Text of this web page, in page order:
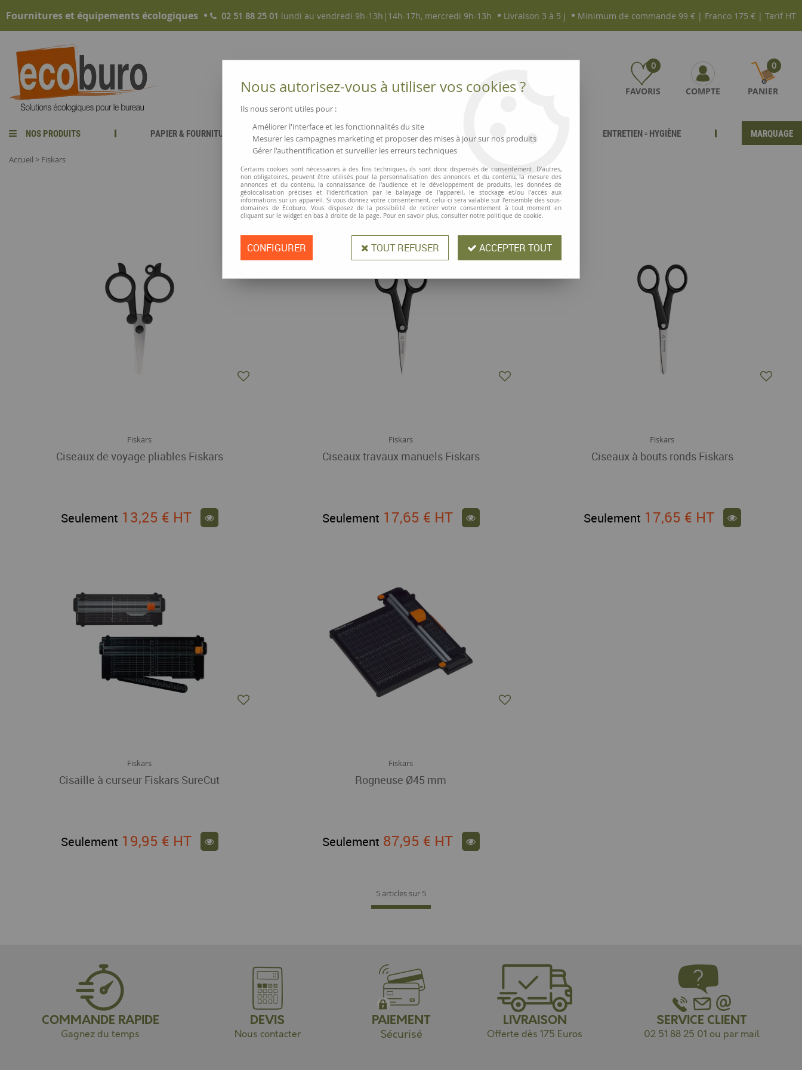
Fournitures et équipements écologiques 02 51 88 25 01 lundi au vendredi 9h-13h|14h-17h, mercredi 9h-13h Livraison 3 à 5 j Minimum de commande 99 € | Franco 175 € | Tarif HT
0
FAVORIS COMPTE
0
PANIER
NOS PRODUITS PAPIER & FOURNITURES NOUVEAUTÉS MAGASINS ▫ COMMERCES ENTRETIEN ▫ HYGIÈNE MARQUAGE
Accueil > Fiskars
PRODUITS DE LA MARQUE FISKARS
5 articles sur 5
Fiskars
Ciseaux de voyage pliables Fiskars
Seulement 13,25 € HT
Fiskars
Ciseaux travaux manuels Fiskars
Seulement 17,65 € HT
Fiskars
Ciseaux à bouts ronds Fiskars
Seulement 17,65 € HT
Fiskars
Cisaille à curseur Fiskars SureCut
Seulement 19,95 € HT
Fiskars
Rogneuse Ø45 mm
Seulement 87,95 € HT
5 articles sur 5
COMMANDE RAPIDE
Gagnez du temps
DEVIS
Nous contacter
PAIEMENT
Sécurisé
LIVRAISON
Offerte dès 175 Euros
SERVICE CLIENT
02 51 88 25 01 ou par mail
Nous autorisez-vous à utiliser vos cookies ?
Ils nous seront utiles pour :
Améliorer l'interface et les fonctionnalités du site
Mesurer les campagnes marketing et proposer des mises à jour sur nos produits
Gérer l'authentification et surveiller les erreurs techniques
Certains cookies sont nécessaires à des fins techniques, ils sont donc dispensés de consentement. D'autres,
non obligatoires, peuvent être utilisés pour la personnalisation des annonces et du contenu, la mesure des
annonces et du contenu, la connaissance de l'audience et le développement de produits, les données de
géolocalisation précises et l'identification par le balayage de l'appareil, le stockage et/ou l'accès aux
informations sur un appareil. Si vous donnez votre consentement, celui-ci sera valable sur l’ensemble des sous-
domaines de Ecoburo. Vous disposez de la possibilité de retirer votre consentement à tout moment en
cliquant sur le widget en bas à droite de la page. Pour en savoir plus, consulter notre politique de cookie.
CONFIGURER TOUT REFUSER ACCEPTER TOUT